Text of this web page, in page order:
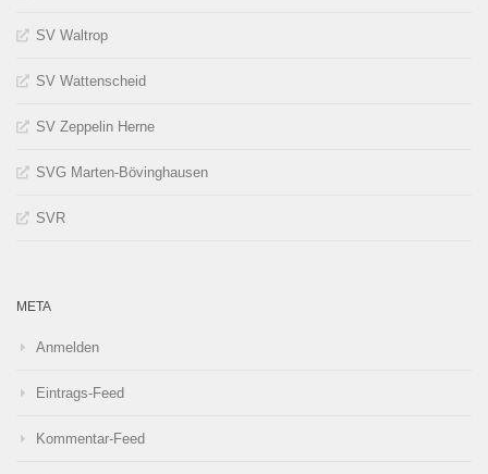
SV Waltrop
SV Wattenscheid
SV Zeppelin Herne
SVG Marten-Bövinghausen
SVR
META
Anmelden
Eintrags-Feed
Kommentar-Feed